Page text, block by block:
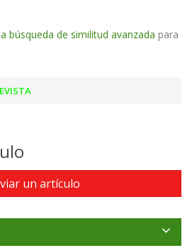
búsqueda de similitud avanzada para
un artículo